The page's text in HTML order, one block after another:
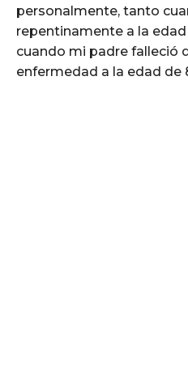
personalmente, tanto
repentinamente a la
cuando mi padre falleció
enfermedad a la edad de